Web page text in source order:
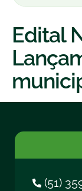
Edital
(51)